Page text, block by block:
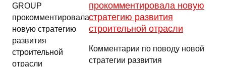
прокомментировала новую
стратегию развития
строительной отрасли
Комментарии по поводу новой
стратегии развития